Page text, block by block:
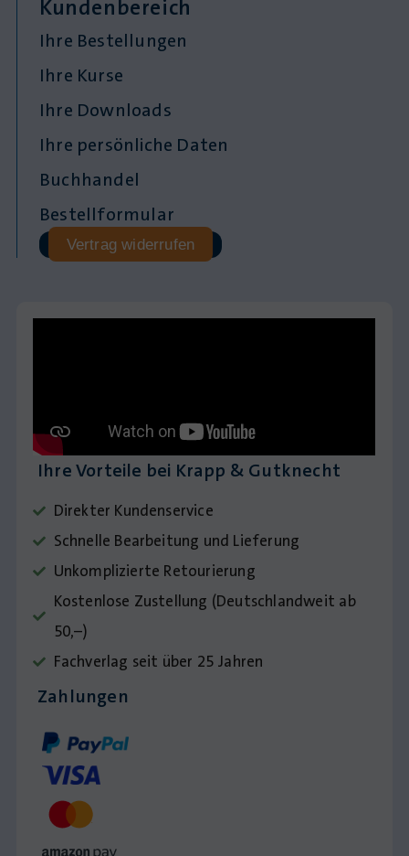
Kundenbereich
Ihre Bestellungen
Ihre Kurse
Ihre Downloads
Ihre persönliche Daten
Buchhandel
Bestellformular
Vertrag widerrufen
Ihre Vorteile bei Krapp & Gutknecht
Direkter Kundenservice
Schnelle Bearbeitung und Lieferung
Unkomplizierte Retourierung
Kostenlose Zustellung (Deutschlandweit ab
50,–)
Fachverlag seit über 25 Jahren
Zahlungen